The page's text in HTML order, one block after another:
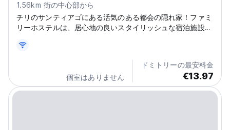
1.56km 街の中心部から
チリのサンティアゴにある活気のある都会の隠れ家！ファミ
リーホステルは、居心地の良いスタイリッシュな宿泊施設
思い出を作りましょう！(Auto-translated from original
個室はありません
ドミトリーの最安料金
€13.97